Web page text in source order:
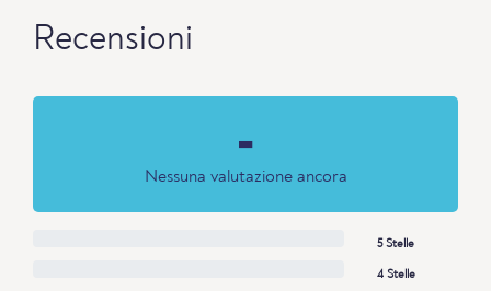
Recensioni
-
Nessuna valutazione ancora
5 Stelle
4 Stelle